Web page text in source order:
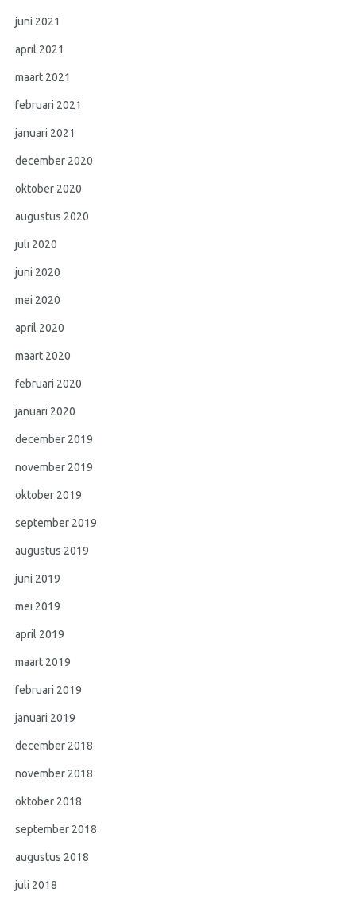
juni 2021
april 2021
maart 2021
februari 2021
januari 2021
december 2020
oktober 2020
augustus 2020
juli 2020
juni 2020
mei 2020
april 2020
maart 2020
februari 2020
januari 2020
december 2019
november 2019
oktober 2019
september 2019
augustus 2019
juni 2019
mei 2019
april 2019
maart 2019
februari 2019
januari 2019
december 2018
november 2018
oktober 2018
september 2018
augustus 2018
juli 2018